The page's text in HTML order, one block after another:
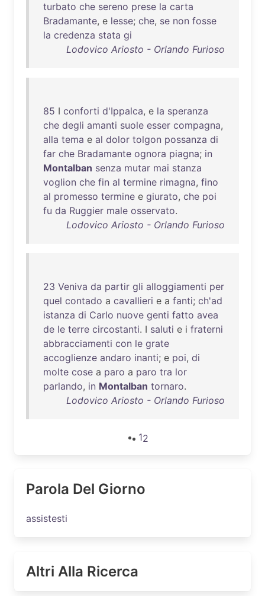
turbato che sereno prese la carta
Bradamante, e lesse; che, se non fosse
la credenza stata gi
Lodovico Ariosto - Orlando Furioso
85 I conforti d'Ippalca, e la speranza
che degli amanti suole esser compagna,
alla tema e al dolor tolgon possanza di
far che Bradamante ognora piagna; in
Montalban senza mutar mai stanza
voglion che fin al termine rimagna, fino
al promesso termine e giurato, che poi
fu da Ruggier male osservato.
Lodovico Ariosto - Orlando Furioso
23 Veniva da partir gli alloggiamenti per
quel contado a cavallieri e a fanti; ch'ad
istanza di Carlo nuove genti fatto avea
de le terre circostanti. I saluti e i fraterni
abbracciamenti con le grate
accoglienze andaro inanti; e poi, di
molte cose a paro a paro tra lor
parlando, in Montalban tornaro.
Lodovico Ariosto - Orlando Furioso
12
Parola Del Giorno
assistesti
Altri Alla Ricerca